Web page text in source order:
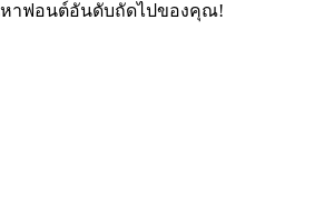
าฟอนต์อันดับถัดไปของคุณ!